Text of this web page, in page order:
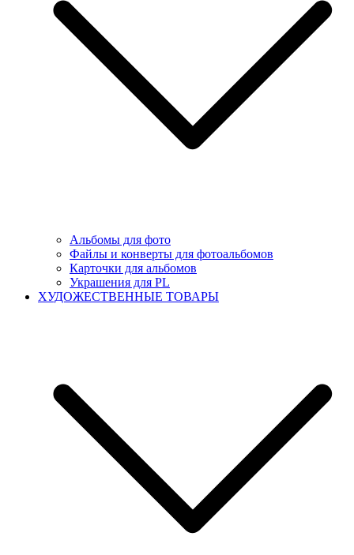
Альбомы для фото
Файлы и конверты для фотоальбомов
Карточки для альбомов
Украшения для PL
ХУДОЖЕСТВЕННЫЕ ТОВАРЫ